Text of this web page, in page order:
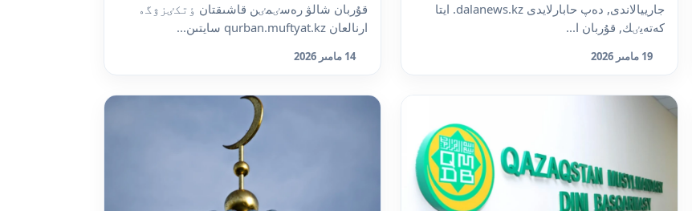
جارييالاندى, دەپ حابارلايدى dalanews.kz. ايتا
كەتەيٸك, قۇربان ا...
19 مامىر 2026
قۇربان شالۋ رەسٸمٸن قاشىقتان ٶتكٸزۋگە
ارنالعان qurban.muftyat.kz سايتىن...
14 مامىر 2026